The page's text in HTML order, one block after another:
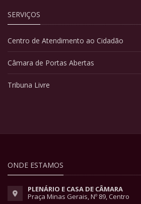
SERVIÇOS
Centro de Atendimento ao Cidadão
Câmara de Portas Abertas
Tribuna Livre
ONDE ESTAMOS
PLENÁRIO E CASA DE CÂMARA
Praça Minas Gerais, Nº 89, Centro